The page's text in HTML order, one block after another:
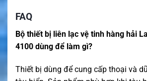
FAQ
Bộ thiết bị liên lạc vệ tinh hàng hải
4100 dùng để làm gì?
Thiết bị dùng để cung cấp thoại và